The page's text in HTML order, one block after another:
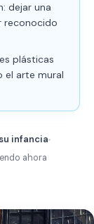
dejar una
reconocido
plásticas
el arte mural
infancia
ahora